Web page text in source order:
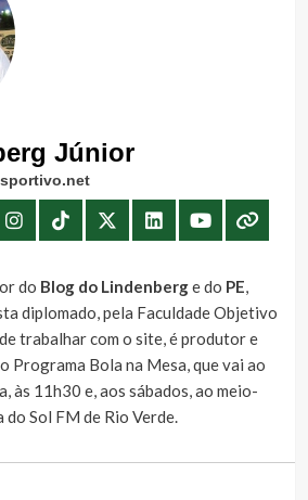
Júnior
do Blog do Lindenberge do PE,
diplomado, pela Faculdade Objetivo
trabalhar com o site, é produtor e
Bola na Mesa, que vai ao
às 11h30 e, aos sábados, ao meio-
Sol FM de Rio Verde.